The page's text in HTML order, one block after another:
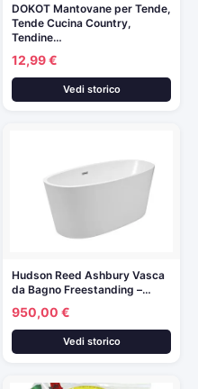
DOKOT Mantovane per Tende,
Tende Cucina Country,
Tendine…
12,99 €
Vedi storico
Hudson Reed Ashbury Vasca
da Bagno Freestanding –…
950,00 €
Vedi storico